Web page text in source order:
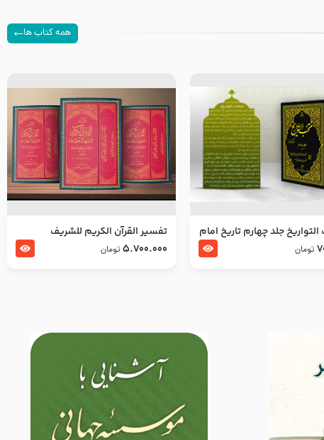
همه کتاب ها
جلد چهارم تاریخ امام
و امام محمد باقرتومان
تفسير القرآن الكريم للشريف
المرتضي قدس سرّه
5.700.000 تومان